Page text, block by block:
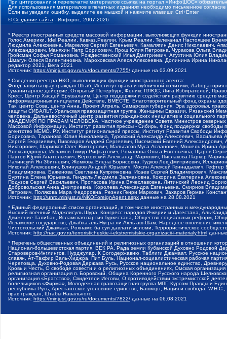
При цитировании и перепечатке материалов ссылка на портал «ИнфоШОС»
Для использования материалов в печатных изданиях необходимо письменное
Если вы увидели ошибку, выделите ее мышкой и нажмите клавиши Ctrl+Enter
©Создание сайта - Инфорос, 2007-2026
* Реестр иностранных средств массовой информации, выполняющих функции
Голос Америки, Idel.Реалии, Кавказ.Реалии, Крым.Реалии, Телеканал Настоящее
Людмила Алексеевна, Маркелов Сергей Евгеньевич, Камалягин Денис Николаевич,
Александрович, Маняхин Петр Борисович, Ярош Юлия Петровна, Чуракова Ольга
Гройсман Софья Романовна, Рождественский Илья Дмитриевич, Апухтина Юлия
Шмагун Олеся Валентиновна, Мароховская Алеся Алексеевна, Долинина Ирина
редактор 2021, Вега 2021
Источник: https://minjust.gov.ru/ru/documents/7755/ данные на 03.09.2021
* Сведения реестра НКО, выполняющих функции иностранного агента:
Фонд защиты прав граждан Штаб, Институт права и публичной политики,
Гуманитарное действие, Открытый Петербург, Феникс ПЛЮС, Лига Избирателей,
Крест, Центр Хасдей Ерушалаим, Центр поддержки и содействия развитию средств
информационных инициатив Действие, ВМЕСТЕ, Благотворительный фонд охраны
Так, центр Сова, центр Анна, Проект Апрель, Самарская губерния, Эра здоровья,
защиты СИБАЛЬТ, Уральская правозащитная группа, Женщины Евразии, Рязанский
человека, Дальневосточный центр развития гражданских инициатив и социального
АКАДЕМИЯ ПО ПРАВАМ ЧЕЛОВЕКА, Частное учреждение Совета Министров северных
Массовой Информации, Институт развития прессы - Сибирь, Фонд поддержки
агентство МЕМО. РУ, Институт региональной прессы, Институт Развития Свободы
Борисовна, Таранова Юлия Николаевна, Туровский Александр Алексеевич,
Сергей Георгиевич, Пивоваров Андрей Сергеевич, Писемский Евгений
Викторович, Шарипков Олег Викторович, Мальсагов Муса Асланович, Мошель Ирина
Александровна, Исламов Тимур Рифгатович, Романова Ольга Евгеньевна, Щаров
Паутов Юрий Анатольевич, Верховский Александр Маркович, Пислакова-Паркер
Рачинский Ян Збигневич, Жемкова Елена Борисовна, Гудков Лев Дмитриевич,
Николай Алексеевич, Блинушов Андрей Юрьевич, Мосин Алексей Геннадьевич,
Владимировна, Баженова Светлана Куприяновна, Исаев Сергей Владимирович,
Буртина Елена Юрьевна, Гендель Людмила Залмановна, Кокорина Екатерина
Подузов Сергей Васильевич, Протасова Ирина Вячеславовна, Литинский Леонид
Добровольская Анна Дмитриевна, Королева Александра Евгеньевна, Смирнов
Петрович, Полякова Мара Федоровна, Резник Генри Маркович, Захаров Герман
Источник: http://unro.minjust.ru/NKOForeignAgent.aspx данные на 28.08.2021
* Единый федеральный список организаций, в том числе иностранных и
Высший военный Маджлисуль Шура, Конгресс народов Ичкерии и Дагестана, Аль-
Движение Талибан, Исламская партия Туркестана, Общество социальных реформ,
Исламское государство, Джабха аль-Нусра ли-Ахль аш-Шам, Народное ополчение
Чистопольский Джамаат, Рохнамо ба суи давлати исломи, Террористическое
Источник: http://nac.gov.ru/terroristicheskie-i-ekstremistskie-organizacii-i-materialy.html
* Перечень общественных объединений и религиозных организаций в отношении
Национал-большевистская партия, ВЕК РА, Рада земли Кубанской Духовно Родовой
Староверов-Инглингов, Нурджулар, К Богодержавию, Таблиги Джамаат, Русское
славян, Ат-Такфир Валь-Хиджра, Пит Буль, Национал-социалистическая рабочая
Череповца, Духовно-Родовая Держава Русь, Русское национальное единство,
Кровь и Честь, О свободе совести и о религиозных объединениях, Омская
религиозная организация п. Боровский, Община Коренного Русского народа
организация «Братство», Свидетели Иеговы, О противодействии экстремистской
болельщиков «Фирма», Молодежная правозащитная группа МПГ, Курсом Правды и
республика Русь, Арестантское уголовное единство, Башкорт, Нация и свобода,
прав граждан, Штабы Навального
Источник: https://minjust.gov.ru/ru/documents/7822/ данные на 06.08.2021